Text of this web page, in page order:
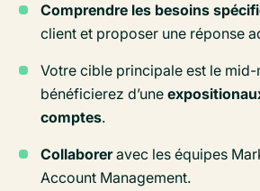
Comprendre les besoins
client et proposer une réponse
Votre cible principale est le
bénéficierez d’une exposition
comptes.
Collaboreravec les équipes
Account Management.